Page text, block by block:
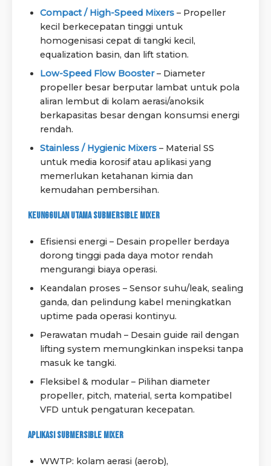
Compact / High-Speed Mixers – Propeller
kecil berkecepatan tinggi untuk
homogenisasi cepat di tangki kecil,
equalization basin, dan lift station.
Low-Speed Flow Booster– Diameter
propeller besar berputar lambat untuk pola
aliran lembut di kolam aerasi/anoksik
berkapasitas besar dengan konsumsi energi
rendah.
Stainless / Hygienic Mixers – Material SS
untuk media korosif atau aplikasi yang
memerlukan ketahanan kimia dan
kemudahan pembersihan.
Keunggulan Utama Submersible Mixer
Efisiensi energi – Desain propeller berdaya
dorong tinggi pada daya motor rendah
mengurangi biaya operasi.
Keandalan proses – Sensor suhu/leak, sealing
ganda, dan pelindung kabel meningkatkan
uptime pada operasi kontinyu.
Perawatan mudah – Desain guide rail dengan
lifting system memungkinkan inspeksi tanpa
masuk ke tangki.
Fleksibel & modular – Pilihan diameter
propeller, pitch, material, serta kompatibel
VFD untuk pengaturan kecepatan.
Aplikasi Submersible Mixer
WWTP: kolam aerasi (aerob),